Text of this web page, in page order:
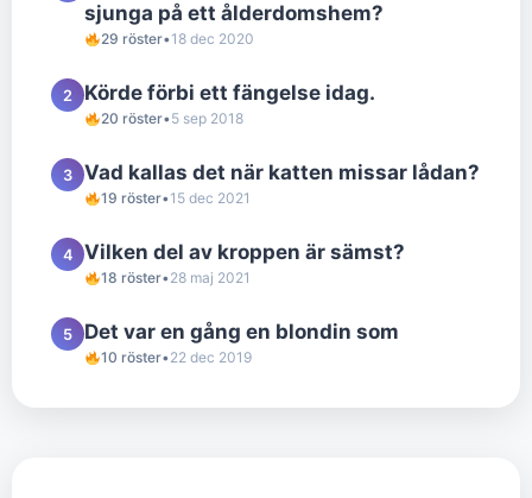
sjunga på ett ålderdomshem?
29 röster•18 dec 2020
2 Körde förbi ett fängelse idag.
20 röster•5 sep 2018
3 Vad kallas det när katten missar lådan?
19 röster•15 dec 2021
4 Vilken del av kroppen är sämst?
18 röster•28 maj 2021
5 Det var en gång en blondin som
10 röster•22 dec 2019